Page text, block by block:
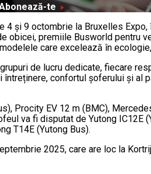
te
și 9 octombrie la Bruxelles
obicei, premiile Busworld pentru
care excelează în
de lucru dedicate, fiecare
confortul șoferului și al
Procity EV 12 m (BMC),
va fi disputat de Yutong IC12E
T14E (Yutong Bus).
2025, care are loc la